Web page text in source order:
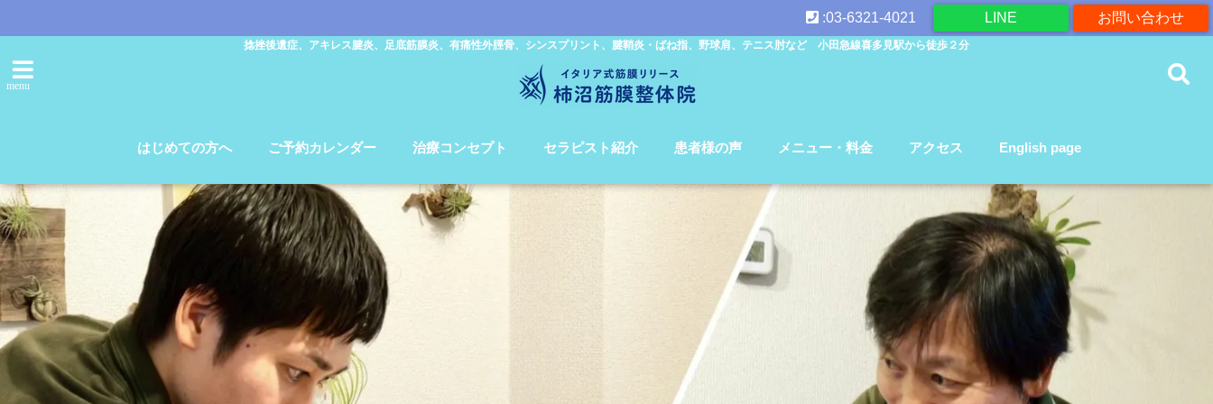
お問い合わせ
LINE
:03-6321-4021
捻挫後遺症、アキレス腱炎、足底筋膜炎、有痛性外脛骨、シンスプリント、腱鞘炎・ばね指、野球肩、テニス肘など 小田急線喜多見駅から徒歩２分
menu
はじめての方へ ご予約カレンダー 治療コンセプト セラピスト紹介 患者様の声 メニュー・料金 アクセス English page